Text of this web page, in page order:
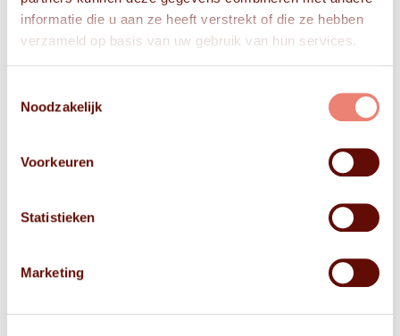
informatie die u aan ze heeft verstrekt of die ze hebben
verzameld op basis van uw gebruik van hun services.
Noodzakelijk
Voorkeuren
Statistieken
Marketing